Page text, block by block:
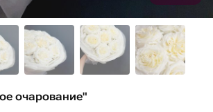
очарование"